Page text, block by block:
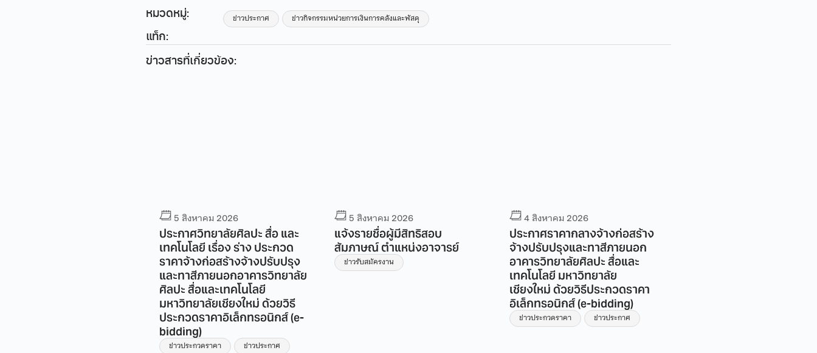
หมวดหมู่: ข่าวประกาศ
ข่าวกิจกรรมหน่วยการเงินการคลังและพัสดุ
แท็ก:
ข่าวสารที่เกี่ยวข้อง:
5 สิงหาคม 2026
ประกาศวิทยาลัยศิลปะ สื่อ และ
เทคโนโลยี เรื่อง ร่าง ประกวด
ราคาจ้างก่อสร้างจ้างปรับปรุง
และทาสีภายนอกอาคารวิทยาลัย
ศิลปะ สื่อและเทคโนโลยี
มหาวิทยาลัยเชียงใหม่ ด้วยวิธี
ประกวดราคาอิเล็กทรอนิกส์ (e-
bidding)
ข่าวประกวดราคา ข่าวประกาศ
5 สิงหาคม 2026
แจ้งรายชื่อผู้มีสิทธิสอบ
สัมภาษณ์ ตำแหน่งอาจารย์
ข่าวรับสมัครงาน
4 สิงหาคม 2026
ประกาศราคากลางจ้างก่อสร้าง
จ้างปรับปรุงและทาสีภายนอก
อาคารวิทยาลัยศิลปะ สื่อและ
เทคโนโลยี มหาวิทยาลัย
เชียงใหม่ ด้วยวิธีประกวดราคา
อิเล็กทรอนิกส์ (e-bidding)
ข่าวประกวดราคา ข่าวประกาศ